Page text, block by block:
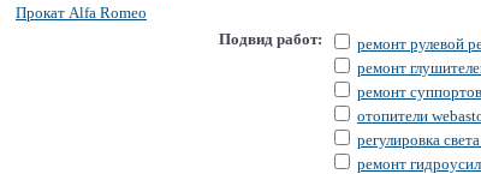
Прокат Alfa Romeo
Подвид работ:
ремонт рулевой
ремонт
ремонт суппортов
отопители
регулировка
ремонт